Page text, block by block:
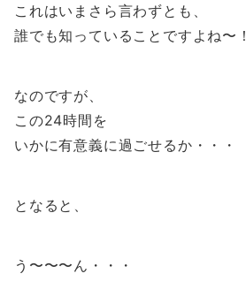
これはいまさら言わずとも、
誰でも知っていることですよね〜！
なのですが、
この24時間を
いかに有意義に過ごせるか・・・
となると、
う〜〜〜ん・・・